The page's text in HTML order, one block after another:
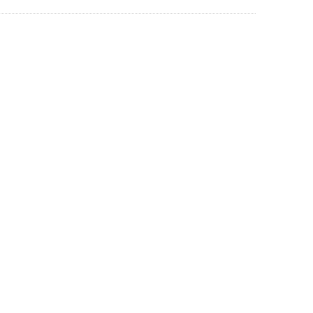
KFZ-Kennzeichen oder auch Einblicke in die
wurde. Außerdem können Sie so den aktuellen